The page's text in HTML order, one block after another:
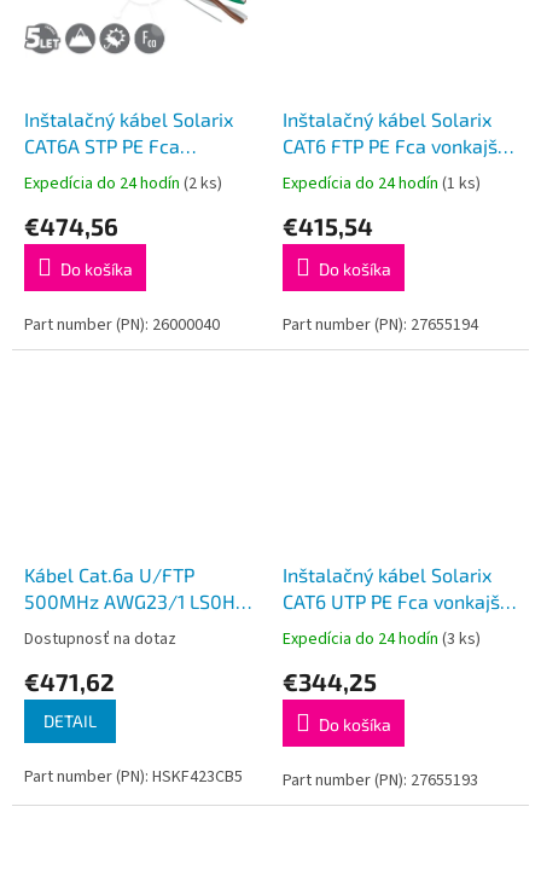
Inštalačný kábel Solarix
CAT6A STP PE Fca
500m/cievka vonkajší
SXKD-6A-STP-PE
Expedícia do 24 hodín (2 ks)
€474,56
Do košíka
Part number (PN): 26000040
Inštalačný kábel Solarix
CAT6 FTP PE Fca vonkajší
500m/cievka SXKD-6-
FTP-PE
Expedícia do 24 hodín (1 ks)
€415,54
Do košíka
Part number (PN): 27655194
Kábel Cat.6a U/FTP
500MHz AWG23/1 LS0H-3
B2ca-s1a, d1, a1 500m
Dostupnosť na dotaz
€471,62
DETAIL
Part number (PN): HSKF423CB5
Inštalačný kábel Solarix
CAT6 UTP PE Fca vonkajší
500m/cievka SXKD-6-
UTP-PE
Expedícia do 24 hodín (3 ks)
€344,25
Do košíka
Part number (PN): 27655193